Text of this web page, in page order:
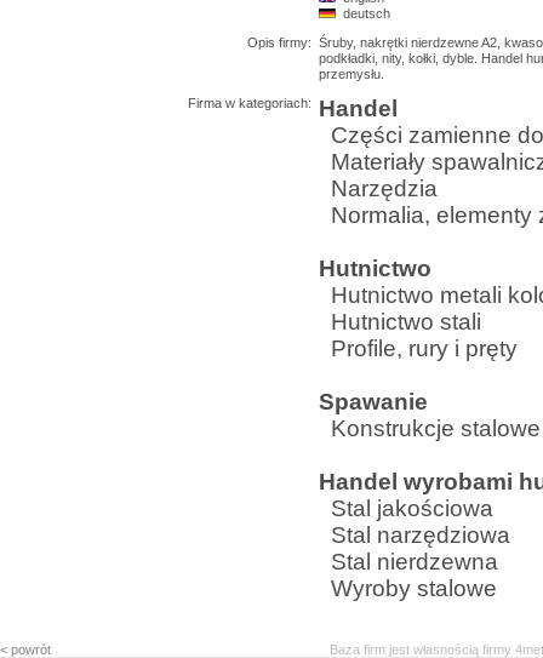
deutsch
Opis firmy: Śruby, nakrętki nierdzewne A2,
podkładki, nity, kołki, dyble. Handel
przemysłu.
Firma w kategoriach:
Handel
Części zamienne
Materiały
Narzędzia
Normalia, elementy
Hutnictwo
Hutnictwo metali
Hutnictwo stali
Profile, rury i pręty
Spawanie
Konstrukcje
Handel wyrobami
Stal jakościowa
Stal narzędziowa
Stal nierdzewna
Wyroby stalowe
< powrót
Baza firm jest własnością firmy